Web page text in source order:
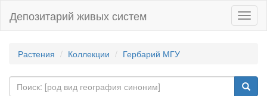
Депозитарий живых систем
Растения Коллекции Гербарий МГУ